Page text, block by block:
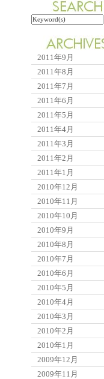
2011年9月
2011年8月
2011年7月
2011年6月
2011年5月
2011年4月
2011年3月
2011年2月
2011年1月
2010年12月
2010年11月
2010年10月
2010年9月
2010年8月
2010年7月
2010年6月
2010年5月
2010年4月
2010年3月
2010年2月
2010年1月
2009年12月
2009年11月